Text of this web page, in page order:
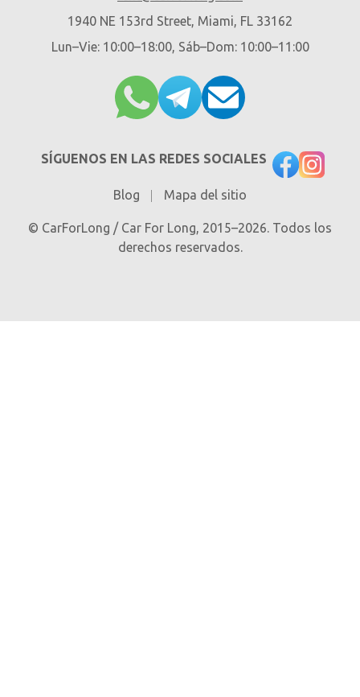
1940 NE 153rd Street, Miami, FL 33162
Lun–Vie: 10:00–18:00, Sáb–Dom: 10:00–11:00
SÍGUENOS EN LAS REDES SOCIALES
Blog Mapa del sitio
© CarForLong / Car For Long, 2015–2026. Todos los
derechos reservados.